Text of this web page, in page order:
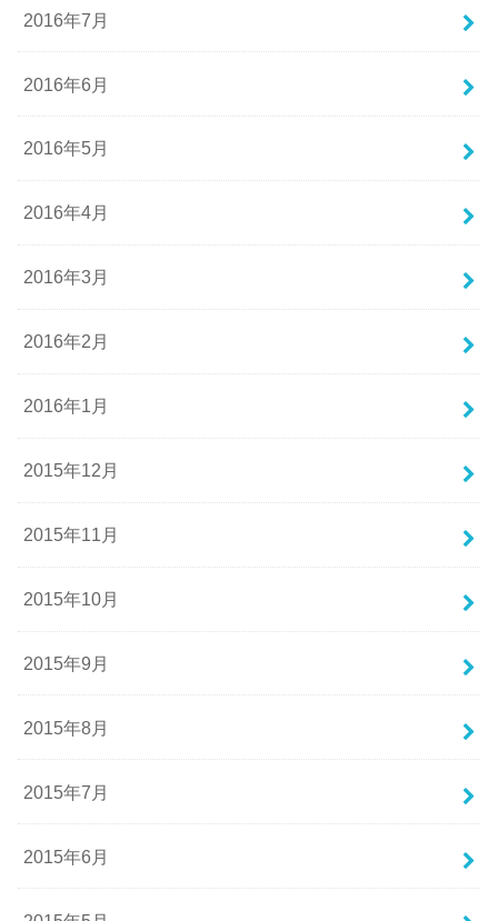
2016年7月
2016年6月
2016年5月
2016年4月
2016年3月
2016年2月
2016年1月
2015年12月
2015年11月
2015年10月
2015年9月
2015年8月
2015年7月
2015年6月